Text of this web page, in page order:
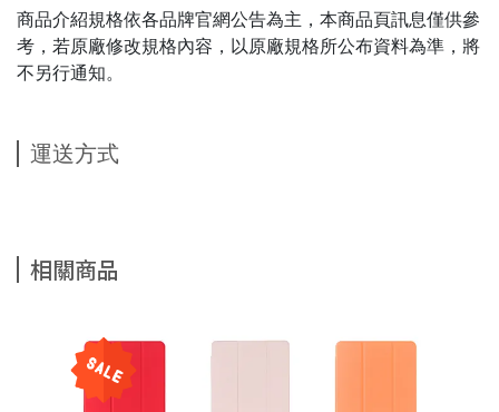
商品介紹規格依各品牌官網公告為主，本商品頁訊息僅供參
考，若原廠修改規格內容，以原廠規格所公布資料為準，將
不另行通知。
運送方式
相關商品